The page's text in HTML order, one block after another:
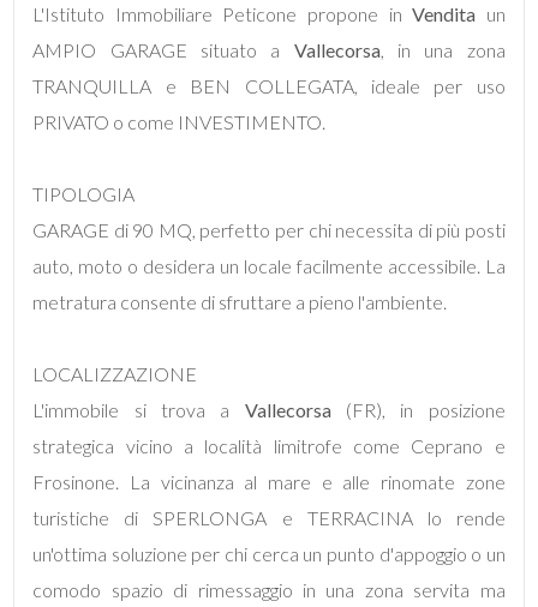
L'Istituto Immobiliare Peticone propone inVendita un
AMPIO GARAGE situato a Vallecorsa, in una zona
TRANQUILLA e BEN COLLEGATA, ideale per uso
PRIVATO o come INVESTIMENTO.
TIPOLOGIA
GARAGE di 90 MQ, perfetto per chi necessita di più posti
auto, moto o desidera un locale facilmente accessibile. La
metratura consente di sfruttare a pieno l'ambiente.
LOCALIZZAZIONE
L'immobile si trova a Vallecorsa(FR), in posizione
strategica vicino a località limitrofe come Ceprano e
Frosinone. La vicinanza al mare e alle rinomate zone
turistiche di SPERLONGA e TERRACINA lo rende
un'ottima soluzione per chi cerca un punto d'appoggio o un
comodo spazio di rimessaggio in una zona servita ma
Totale
Locali
minimi
Qualsiasi
1